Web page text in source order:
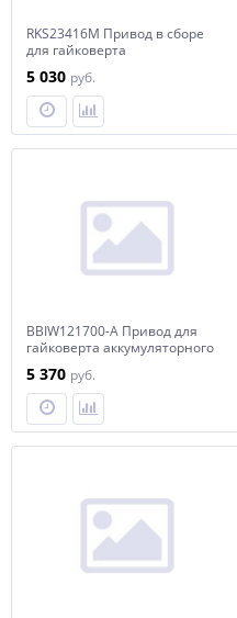
RKS23416M Привод в сборе
для гайковерта
5 030 руб.
BBIW121700-A Привод для
гайковерта аккумуляторного
5 370 руб.